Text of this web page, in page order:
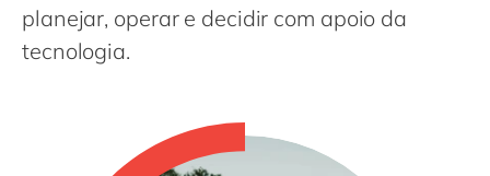
Singapore
Switzerland
planejar, operar e decidir com apoio da
tecnologia.